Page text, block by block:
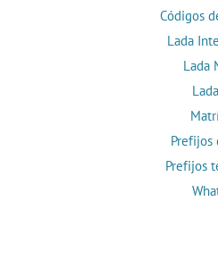
Códigos
Lada
Lada
Prefijos
Prefijos